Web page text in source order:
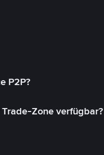
P2P?
Zone verfügbar?